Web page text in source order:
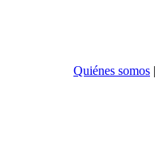
Quiénes somos |